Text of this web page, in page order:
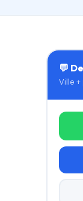
💬
Ville